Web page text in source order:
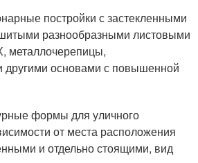
постройки с застекленными
разнообразными листовыми
металлочерепицы,
другими основами с повышенной
формы для уличного
от места расположения
и отдельно стоящими, вид